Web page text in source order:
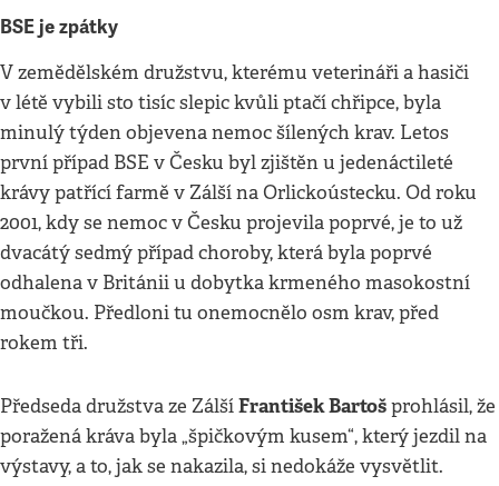
BSE je zpátky
V zemědělském družstvu, kterému veterináři a hasiči
v létě vybili sto tisíc slepic kvůli ptačí chřipce, byla
minulý týden objevena nemoc šílených krav. Letos
první případ BSE v Česku byl zjištěn u jedenáctileté
krávy patřící farmě v Zálší na Orlickoústecku. Od roku
2001, kdy se nemoc v Česku projevila poprvé, je to už
dvacátý sedmý případ choroby, která byla poprvé
odhalena v Británii u dobytka krmeného masokostní
moučkou. Předloni tu onemocnělo osm krav, před
rokem tři.
Předseda družstva ze ZálšíFrantišek Bartošprohlásil, že
poražená kráva byla „špičkovým kusem“, který jezdil na
výstavy, a to, jak se nakazila, si nedokáže vysvětlit.